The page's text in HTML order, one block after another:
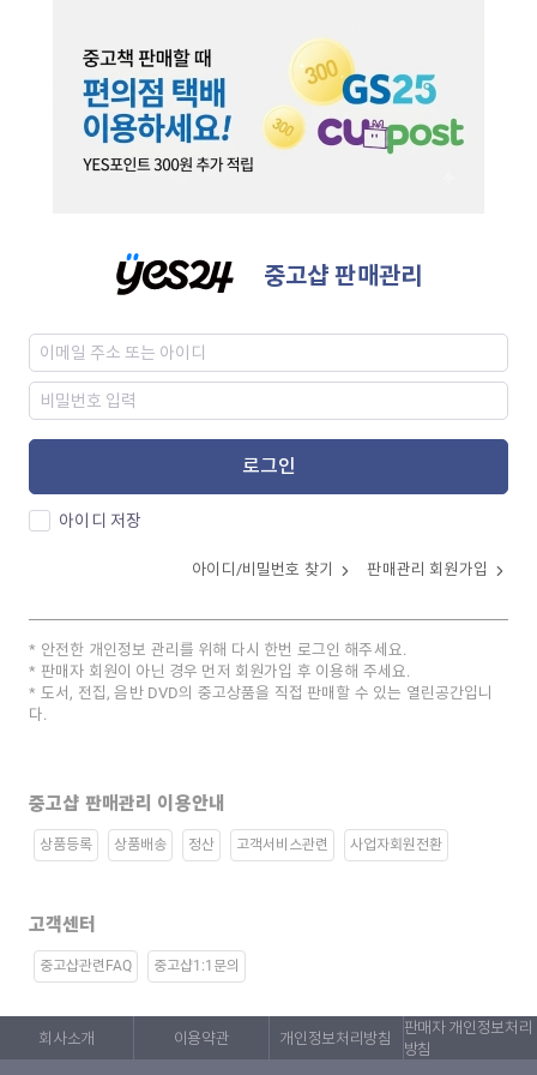
중고샵 판매관리
로그인
아이디 저장
아이디/비밀번호 찾기 판매관리 회원가입
안전한 개인정보 관리를 위해 다시 한번 로그인 해주세요.
판매자 회원이 아닌 경우 먼저 회원가입 후 이용해 주세요.
도서, 전집, 음반 DVD의 중고상품을 직접 판매할 수 있는 열린공간입니
다.
중고샵 판매관리 이용안내
상품등록 상품배송 정산 고객서비스관련 사업자회원전환
고객센터
중고샵관련FAQ 중고샵1:1문의
회사소개 이용약관 개인정보처리방침
판매자 개인정보처리
방침